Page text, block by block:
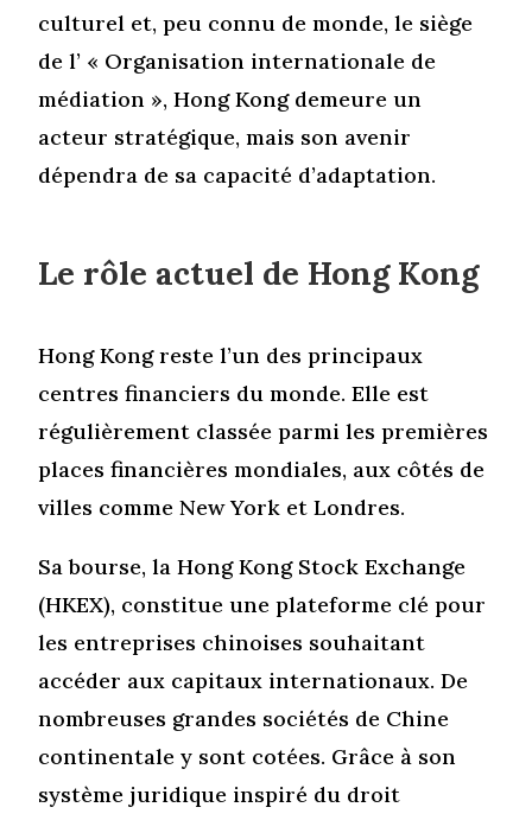
culturel et, peu connu de monde, le siège
de l’ « Organisation internationale de
médiation », Hong Kong demeure un
acteur stratégique, mais son avenir
dépendra de sa capacité d’adaptation.
Le rôle actuel de Hong Kong
Hong Kong reste l’un des principaux
centres financiers du monde. Elle est
régulièrement classée parmi les premières
places financières mondiales, aux côtés de
villes comme New York et Londres.
Sa bourse, la Hong Kong Stock Exchange
(HKEX), constitue une plateforme clé pour
les entreprises chinoises souhaitant
accéder aux capitaux internationaux. De
nombreuses grandes sociétés de Chine
continentale y sont cotées. Grâce à son
système juridique inspiré du droit